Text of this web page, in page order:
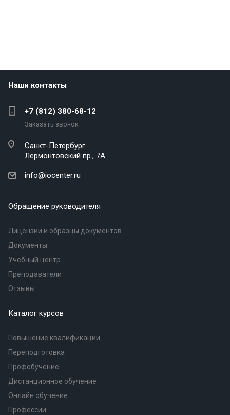
Наши контакты
+7 (812) 380-68-12
Заказать звонок
Санкт-Петербург
Лермонтовский пр., 7А
info@iocenter.ru
Обращение руководителя
Лицензии и образцы документов
Документы
Учебный центр
Преподаватели
Отзывы
Каталог курсов
Повышение квалификации
Переподготовка
Профобучение
Дистанционное обучение
Онлайн обучение
Профессии